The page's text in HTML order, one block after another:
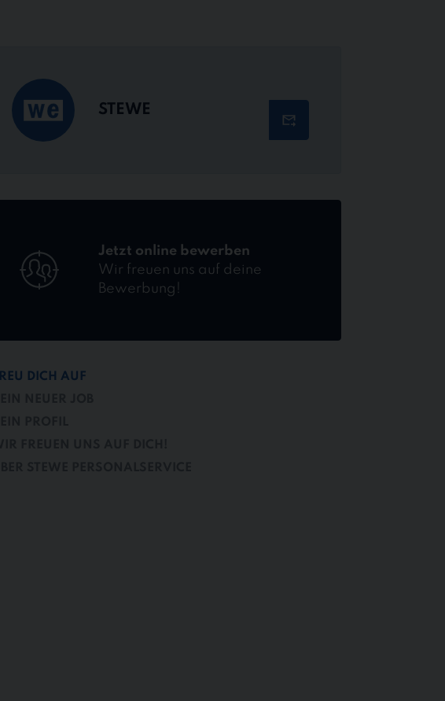
STEWE
Jetzt online bewerben
Wir freuen uns auf deine
Bewerbung!
DICH AUF